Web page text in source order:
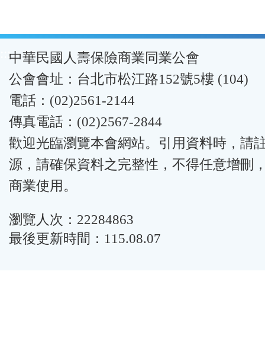
:::中華民國人壽保險商業同業公會
公會會址：台北市松江路152號5樓 (104)
電話：(02)2561-2144
傳真電話：(02)2567-2844
歡迎光臨瀏覽本會網站。引用資料時，請
源，請確保資料之完整性，不得任意增刪
商業使用。
瀏覽人次：22284863
最後更新時間：115.08.07